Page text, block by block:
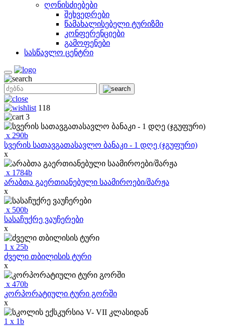
ღონისძიებები
შეხვედრები
წამახალისებელი ტურიზმი
კონფერენციები
გამოფენები
სასწავლო ცენტრი
118
3
x 290b
სვერის სათავგათასავლო ბანაკი - 1 დღე (ჯგუფური)
x
x 1784b
არაბთა გაერთიანებული საამიროები/შარჟა
x
x 500b
სასაჩუქრე ვაუჩერები
x
1 x 25b
ძველი თბილისის ტური
x
x 470b
კორპორატიული ტური გორში
x
1 x 1b